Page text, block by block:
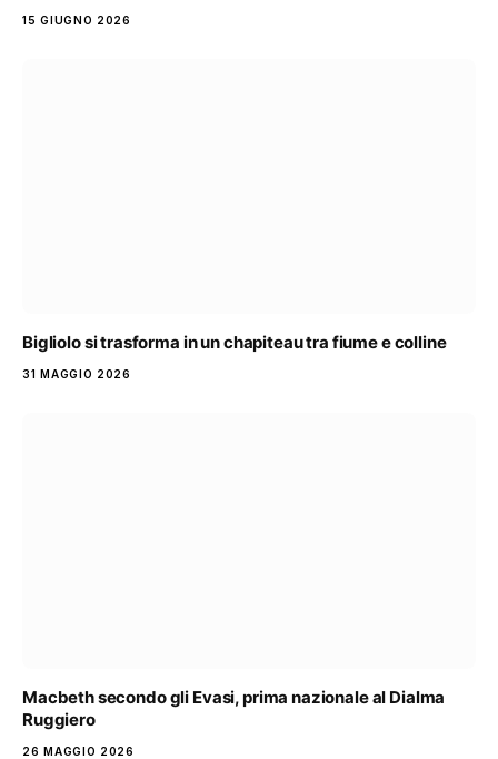
15 GIUGNO 2026
Bigliolo si trasforma in un chapiteau tra fiume e colline
31 MAGGIO 2026
Macbeth secondo gli Evasi, prima nazionale al Dialma
Ruggiero
26 MAGGIO 2026